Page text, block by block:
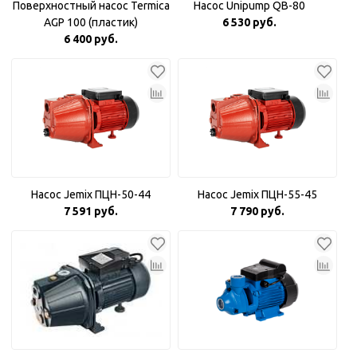
Поверхностный насос Termica
AGP 100 (пластик)
6 400 руб.
Насос Unipump QB-80
6 530 руб.
Насос Jemix ПЦН-50-44
7 591 руб.
Насос Jemix ПЦН-55-45
7 790 руб.